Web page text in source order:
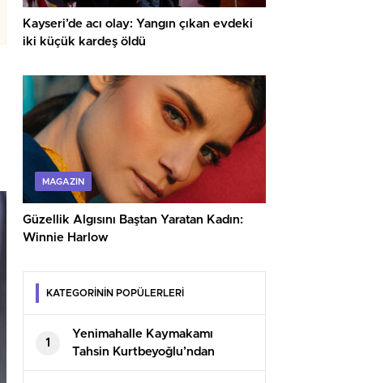
Kayseri’de acı olay: Yangın çıkan evdeki
iki küçük kardeş öldü
MAGAZIN
Güzellik Algısını Baştan Yaratan Kadın:
Winnie Harlow
KATEGORİNİN POPÜLERLERİ
1
Yenimahalle Kaymakamı
Tahsin Kurtbeyoğlu’ndan
Fotoğraf Sergisine Davet